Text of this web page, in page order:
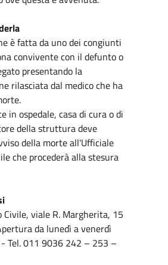
è fatta da uno dei congiunti
convivente con il defunto o
presentando la
rilasciata dal medico che ha
in ospedale, casa di cura o di
della struttura deve
della morte all'Ufficiale
che procederà alla stesura
Civile, viale R. Margherita, 15
da lunedì a venerdì
Tel. 011 9036 242 – 253 –